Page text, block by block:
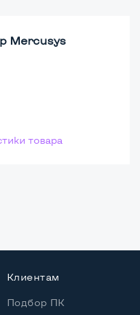
Mercusys
товара
Клиентам
Подбор ПК